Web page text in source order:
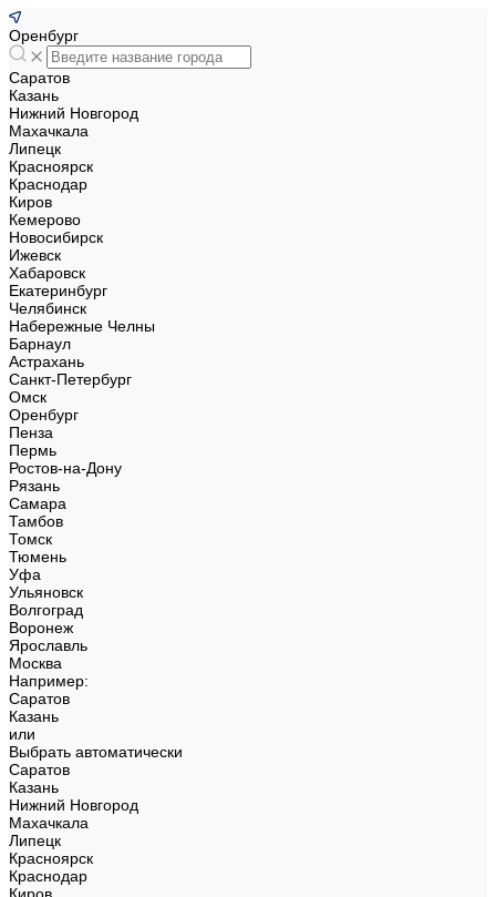
Оренбург
Саратов
Казань
Нижний Новгород
Махачкала
Липецк
Красноярск
Краснодар
Киров
Кемерово
Новосибирск
Ижевск
Хабаровск
Екатеринбург
Челябинск
Набережные Челны
Барнаул
Астрахань
Санкт-Петербург
Омск
Оренбург
Пенза
Пермь
Ростов-на-Дону
Рязань
Самара
Тамбов
Томск
Тюмень
Уфа
Ульяновск
Волгоград
Воронеж
Ярославль
Москва
Например:
Саратов
Казань
или
Выбрать автоматически
Саратов
Казань
Нижний Новгород
Махачкала
Липецк
Красноярск
Краснодар